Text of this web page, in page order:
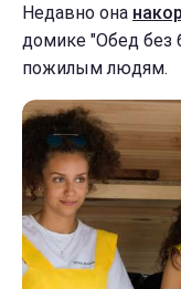
Недавно она
домике "Обед без
пожилым людям.